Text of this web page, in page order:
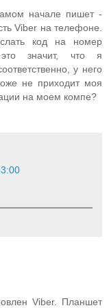
начале пишет -
Viber на телефоне.
код на номер
значит, что я
у него
не приходит моя
на моем компе?
Viber. Планшет